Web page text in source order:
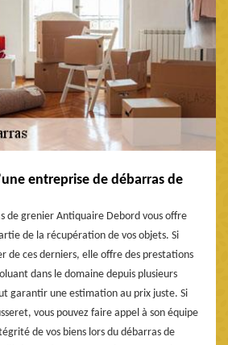
entreprise de débarras de
de grenier Antiquaire Debord vous offre
de la récupération de vos objets. Si
de ces derniers, elle offre des prestations
dans le domaine depuis plusieurs
garantir une estimation au prix juste. Si
vous pouvez faire appel à son équipe
de vos biens lors du débarras de